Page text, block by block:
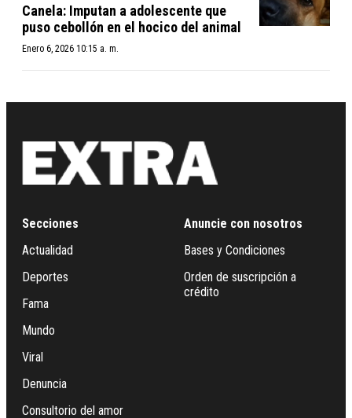
Canela: Imputan a adolescente que
puso cebollón en el hocico del animal
Enero 6, 2026 10:15 a. m.
Secciones
Actualidad
Deportes
Fama
Mundo
Viral
Denuncia
Consultorio del amor
Anuncie con nosotros
Bases y Condiciones
Orden de suscripción a
crédito